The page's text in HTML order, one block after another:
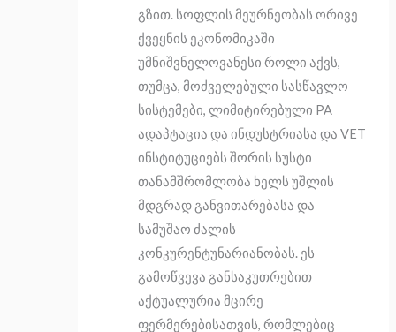
გზით. სოფლის მეურნეობას ორივე
ქვეყნის ეკონომიკაში
უმნიშვნელოვანესი როლი აქვს,
თუმცა, მოძველებული სასწავლო
სისტემები, ლიმიტირებული PA
ადაპტაცია და ინდუსტრიასა და VET
ინსტიტუციებს შორის სუსტი
თანამშრომლობა ხელს უშლის
მდგრად განვითარებასა და
სამუშაო ძალის
კონკურენტუნარიანობას. ეს
გამოწვევა განსაკუთრებით
აქტუალურია მცირე
ფერმერებისათვის, რომლებიც